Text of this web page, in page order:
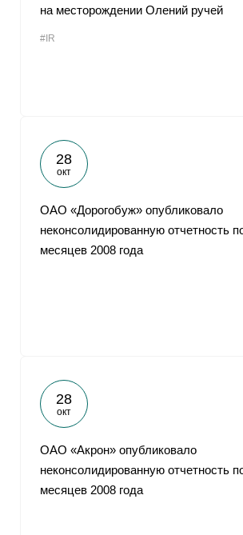
на месторождении Олений ручей
#IR
28
окт
ОАО «Дорогобуж» опубликовало
неконсолидированную отчетность
месяцев 2008 года
28
окт
ОАО «Акрон» опубликовало
неконсолидированную отчетность
месяцев 2008 года